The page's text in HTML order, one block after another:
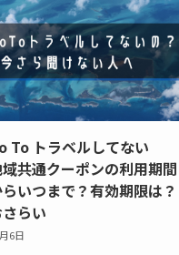
To トラベルしてない
共通クーポンの利用期間
いつまで？有効期限は？
らい
6日